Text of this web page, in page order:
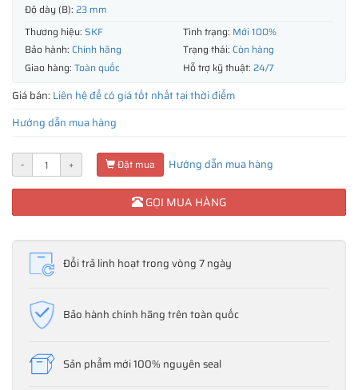
Độ dày (B): 23 mm
Thương hiệu: SKF Tình trạng: Mới 100%
Bảo hành: Chính hãng Trạng thái: Còn hàng
Giao hàng: Toàn quốc Hỗ trợ kỹ thuật: 24/7
Giá bán: Liên hệ để có giá tốt nhất tại thời điểm
Hướng dẫn mua hàng
- + Đặt mua Hướng dẫn mua hàng
GỌI MUA HÀNG
Đổi trả linh hoạt trong vòng 7 ngày
Bảo hành chính hãng trên toàn quốc
Sản phẩm mới 100% nguyên seal